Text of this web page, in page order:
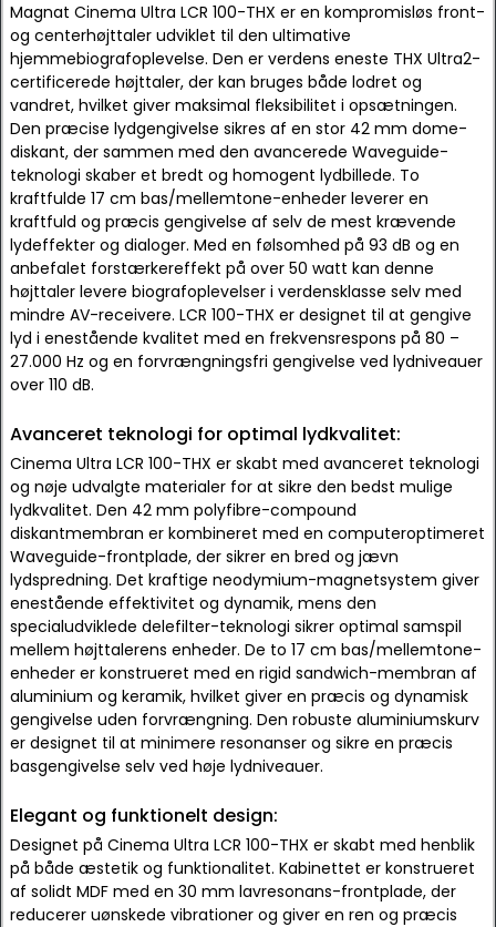
Magnat Cinema Ultra LCR 100-THX er en kompromisløs front-
og centerhøjttaler udviklet til den ultimative
hjemmebiografoplevelse. Den er verdens eneste THX Ultra2-
certificerede højttaler, der kan bruges både lodret og
vandret, hvilket giver maksimal fleksibilitet i opsætningen.
Den præcise lydgengivelse sikres af en stor 42 mm dome-
diskant, der sammen med den avancerede Waveguide-
teknologi skaber et bredt og homogent lydbillede. To
kraftfulde 17 cm bas/mellemtone-enheder leverer en
kraftfuld og præcis gengivelse af selv de mest krævende
lydeffekter og dialoger. Med en følsomhed på 93 dB og en
anbefalet forstærkereffekt på over 50 watt kan denne
højttaler levere biografoplevelser i verdensklasse selv med
mindre AV-receivere. LCR 100-THX er designet til at gengive
lyd i enestående kvalitet med en frekvensrespons på 80 –
27.000 Hz og en forvrængningsfri gengivelse ved lydniveauer
over 110 dB.
Avanceret teknologi for optimal lydkvalitet:
Cinema Ultra LCR 100-THX er skabt med avanceret teknologi
og nøje udvalgte materialer for at sikre den bedst mulige
lydkvalitet. Den 42 mm polyfibre-compound
diskantmembran er kombineret med en computeroptimeret
Waveguide-frontplade, der sikrer en bred og jævn
lydspredning. Det kraftige neodymium-magnetsystem giver
enestående effektivitet og dynamik, mens den
specialudviklede delefilter-teknologi sikrer optimal samspil
mellem højttalerens enheder. De to 17 cm bas/mellemtone-
enheder er konstrueret med en rigid sandwich-membran af
aluminium og keramik, hvilket giver en præcis og dynamisk
gengivelse uden forvrængning. Den robuste aluminiumskurv
er designet til at minimere resonanser og sikre en præcis
basgengivelse selv ved høje lydniveauer.
Elegant og funktionelt design:
Designet på Cinema Ultra LCR 100-THX er skabt med henblik
på både æstetik og funktionalitet. Kabinettet er konstrueret
af solidt MDF med en 30 mm lavresonans-frontplade, der
reducerer uønskede vibrationer og giver en ren og præcis